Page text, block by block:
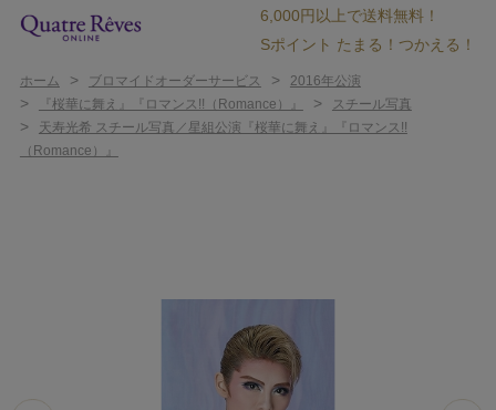
6,000円以上で送料無料！
Sポイント たまる！つかえる！
ホーム > ブロマイドオーダーサービス > 2016年公演
> 『桜華に舞え』『ロマンス!!（Romance）』 > スチール写真
>
天寿光希 スチール写真／星組公演『桜華に舞え』『ロマンス!!
（Romance）』